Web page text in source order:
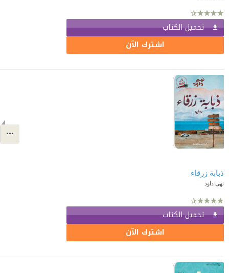
تحميل الكتاب
اشترك الآن
ذبابة زرقاء
نهى داود
تحميل الكتاب
اشترك الآن